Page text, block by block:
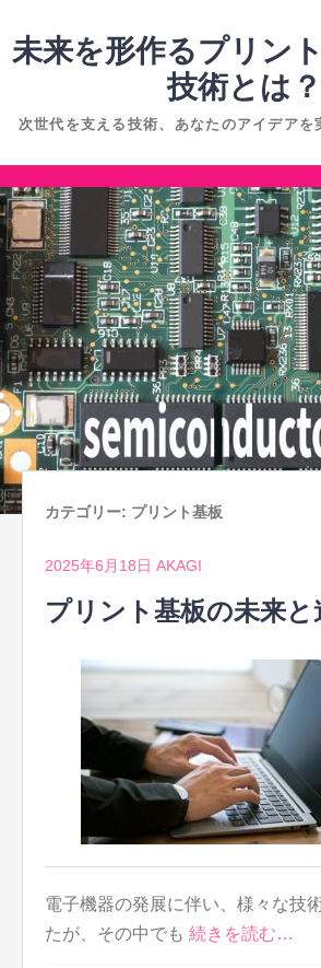
ン
へ
ス
キ
ッ
プ
未来を形作るプリン
技術とは？
次世代を支える技術、あなたのアイデアを
コ
ン
テ
ン
ツ
へ
ス
キ
ッ
プ
カテゴリー: プリント基板
2025年6月18日 AKAGI
プリント基板の未来と
電子機器の発展に伴い、様々な技
たが、その中でも 続きを読む…